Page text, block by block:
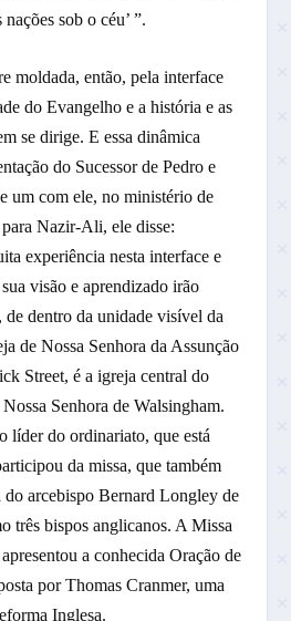
nações sob o céu’ ”.
moldada, então, pela interface
do Evangelho e a história e as
se dirige. E essa dinâmica
do Sucessor de Pedro e
um com ele, no ministério de
Nazir-Ali, ele disse:
experiência nesta interface e
visão e aprendizado irão
de dentro da unidade visível da
de Nossa Senhora da Assunção
Street, é a igreja central do
Senhora de Walsingham.
líder do ordinariato, que está
da missa, que também
do arcebispo Bernard Longley de
três bispos anglicanos. A Missa
a conhecida Oração de
por Thomas Cranmer, uma
Inglesa.